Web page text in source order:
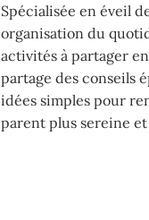
Spécialisée en éveil
organisation du
activités à partager
partage des conseils
idées simples pour
parent plus sereine et